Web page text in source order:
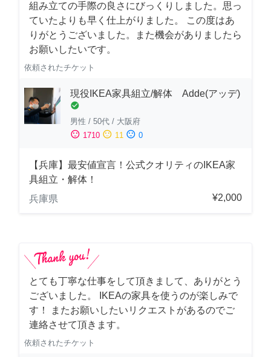
組み立ての手際の良さにびっくりしました。思っ
ていたよりも早く仕上がりました。 この度はあ
りがとうございました。また機会がありましたら
お願いしたいです。
依頼されたチケット
現役IKEA家具組立/解体 Adde(アッデ)
check_circle
男性 / 50代 / 大阪府
sentiment_satisfied 1710 sentiment_neutral 11 sentiment_dissatisfied 0
【兵庫】最安値宣言！公式クオリティのIKEA家
具組立・解体！
兵庫県
¥2,000
とても丁寧な仕事をして頂きまして、ありがとう
ございました。 IKEAの家具を使うのが楽しみで
す！ またお願いしたいリクエストがあるのでご
連絡させて頂きます。
依頼されたチケット